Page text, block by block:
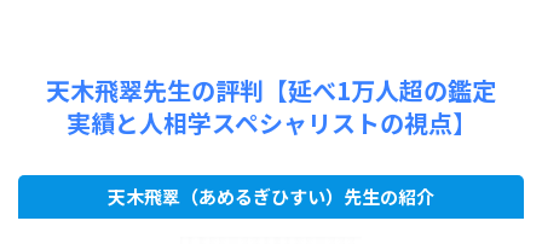
天木飛翠先生の評判【延べ1万人超の鑑定
実績と人相学スペシャリストの視点】
天木飛翠（あめるぎひすい）先生の紹介